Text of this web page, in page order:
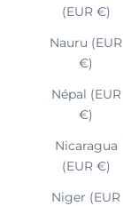
(EUR €)
Nauru (EUR
€)
Népal (EUR
€)
Nicaragua
(EUR €)
Niger (EUR